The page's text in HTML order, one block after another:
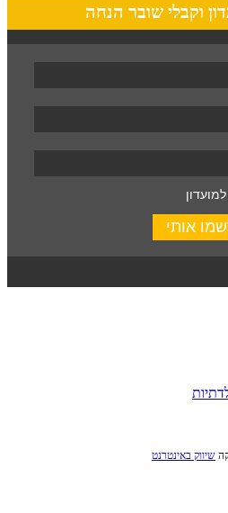
וקבלי שובר הנחה
שיווק באינטרנט